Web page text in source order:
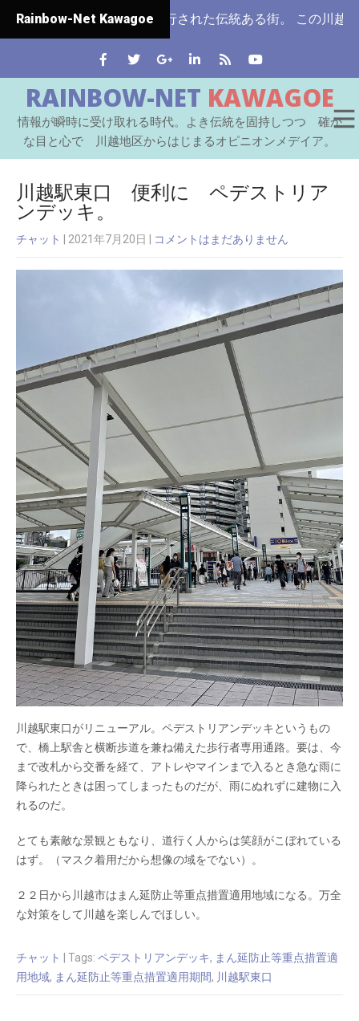
Rainbow-Net Kawagoe
ではじめて市制施行された伝統ある街。 この川越をはじ
RAINBOW-NET KAWAGOE
情報が瞬時に受け取れる時代。よき伝統を固持しつつ 確か
な目と心で 川越地区からはじまるオピニオンメデイア。
川越駅東口 便利に ペデストリア
ンデッキ。
チャット | 2021年7月20日 コメントはまだありません
川越駅東口がリニューアル。ペデストリアンデッキというもの
で、橋上駅舎と横断歩道を兼ね備えた歩行者専用通路。要は、今
まで改札から交番を経て、アトレやマインまで入るとき急な雨に
降られたときは困ってしまったものだが、雨にぬれずに建物に入
れるのだ。
とても素敵な景観ともなり、道行く人からは笑顔がこぼれている
はず。（マスク着用だから想像の域をでない）。
２２日から川越市はまん延防止等重点措置適用地域になる。万全
な対策をして川越を楽しんでほしい。
チャット | Tags: ペデストリアンデッキ, まん延防止等重点措置適
用地域, まん延防止等重点措置適用期間, 川越駅東口